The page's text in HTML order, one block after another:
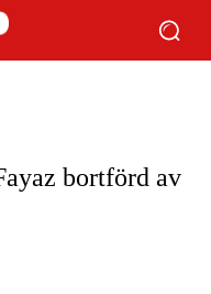
bortförd av